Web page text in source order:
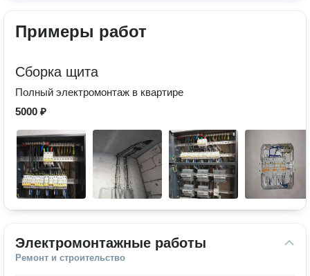
Примеры работ
Сборка щита
Полный электромонтаж в квартире
5000 ₽
Электромонтажные работы
Ремонт и строительство